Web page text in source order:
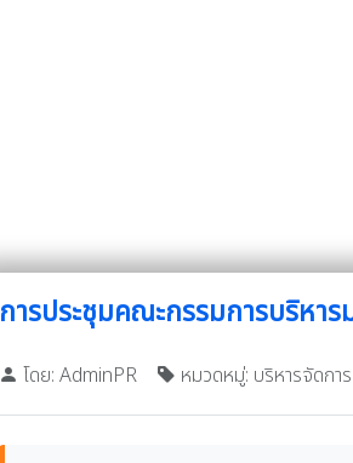
การประชุมคณะกรรมการบริหา
โดย: AdminPR หมวดหมู่: บริหารจัดการ